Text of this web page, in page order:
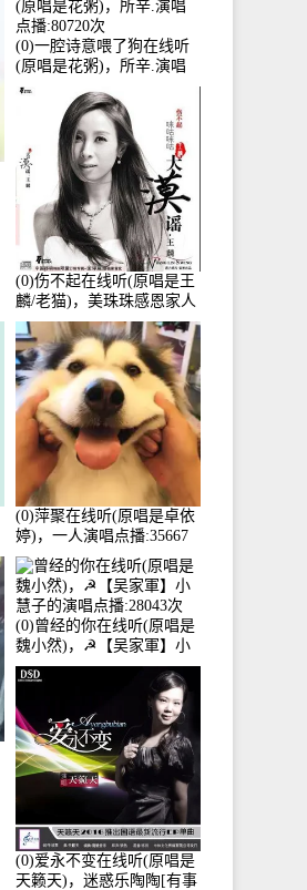
(0)一腔诗意喂了狗在线听
(原唱是花粥)，所辛.演唱
点播:80720次
(0)伤不起在线听(原唱是王
麟/老猫)，美珠珠感恩家人
演唱点播:80218次
(0)萍聚在线听(原唱是卓依
婷)，一人演唱点播:35667
次
(0)曾经的你在线听(原唱是
魏小然)，☭【吴家軍】小
慧子的演唱点播:28043次
(0)爱永不变在线听(原唱是
天籁天)，迷惑乐陶陶[有事